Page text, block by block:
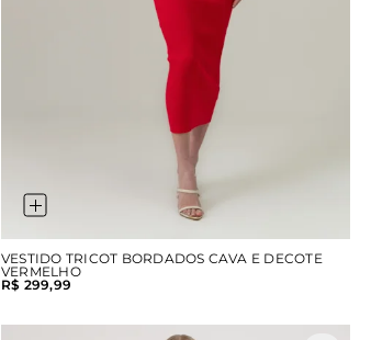
VESTIDO TRICOT BORDADOS CAVA E DECOTE
VERMELHO
R$ 299,99